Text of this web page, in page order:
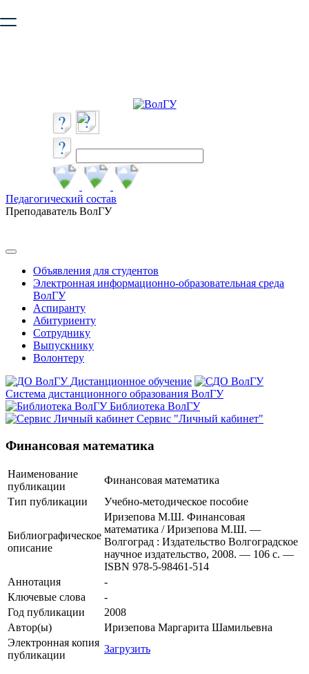
безопасную работу с сайтом. Пожалуйста
Педагогический состав
Преподаватель ВолГУ
Объявления для студентов
Электронная информационно-образовательная среда
ВолГУ
Аспиранту
Абитуриенту
Сотруднику
Выпускнику
Волонтеру
Дистанционное обучение
Система дистанционного образования ВолГУ
Библиотека ВолГУ
Сервис "Личный кабинет"
Финансовая математика
Наименование
публикации
Финансовая математика
Тип публикации
Учебно-методическое пособие
Библиографическое
описание
Иризепова М.Ш. Финансовая
математика / Иризепова М.Ш. —
Волгоград : Издательство Волгоградское
научное издательство, 2008. — 106 с. —
ISBN 978-5-98461-514
Аннотация
-
Ключевые cлова
-
Год публикации
2008
Автор(ы)
Иризепова Маргарита Шамильевна
Электронная копия
публикации
Загрузить